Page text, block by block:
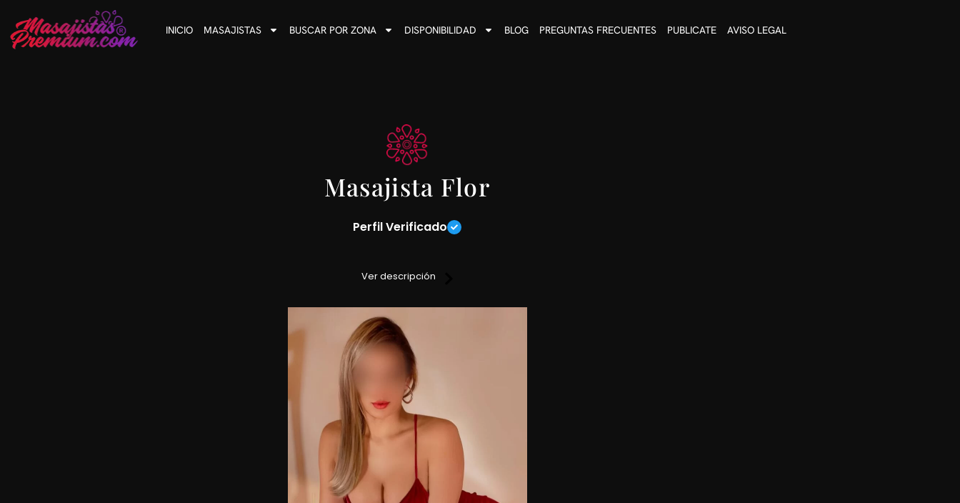
INICIO MASAJISTAS BUSCAR POR ZONA DISPONIBILIDAD BLOG PREGUNTAS FRECUENTES PUBLICATE AVISO LEGAL
Masajista Flor
Perfil Verificado
masajes relajantes, descontracturantes y sensitivos sobre camilla a fin de que logres un relax super placentero.
Para mas info entra en contacto conmigo y te cuento mas.
Masajistas en Belgrano
Ver descripción